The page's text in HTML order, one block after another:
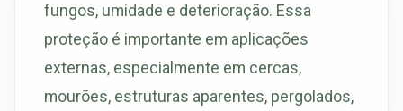
fungos, umidade e deterioração. Essa
proteção é importante em aplicações
externas, especialmente em cercas,
mourões, estruturas aparentes, pergolados,